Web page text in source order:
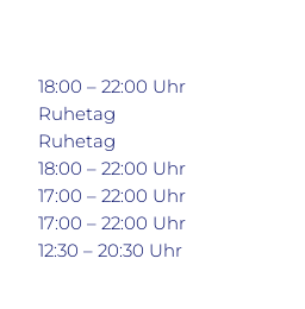
18:00 – 22:00 Uhr
Ruhetag
Ruhetag
18:00 – 22:00 Uhr
17:00 – 22:00 Uhr
17:00 – 22:00 Uhr
12:30 – 20:30 Uhr